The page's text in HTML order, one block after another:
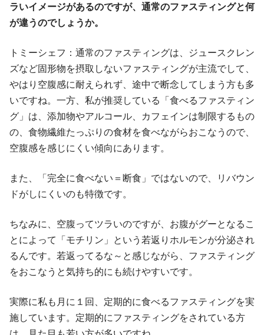
ラいイメージがあるのですが、通常のファスティングと何
が違うのでしょうか。
トミーシェフ：通常のファスティングは、ジュースクレン
ズなど固形物を摂取しないファスティングが主流でして、
やはり空腹感に耐えられず、途中で断念してしまう方も多
いですね。一方、私が推奨している「食べるファスティン
グ」は、添加物やアルコール、カフェインは制限するもの
の、食物繊維たっぷりの食材を食べながらおこなうので、
空腹感を感じにくい傾向にあります。
また、「完全に食べない＝断食」ではないので、リバウン
ドがしにくいのも特徴です。
ちなみに、空腹ってツラいのですが、お腹がグーとなるこ
とによって「モチリン」という若返りホルモンが分泌され
るんです。若返ってるな～と感じながら、ファスティング
をおこなうと気持ち的にも続けやすいです。
実際に私も月に１回、定期的に食べるファスティングを実
施しています。定期的にファスティングをされている方